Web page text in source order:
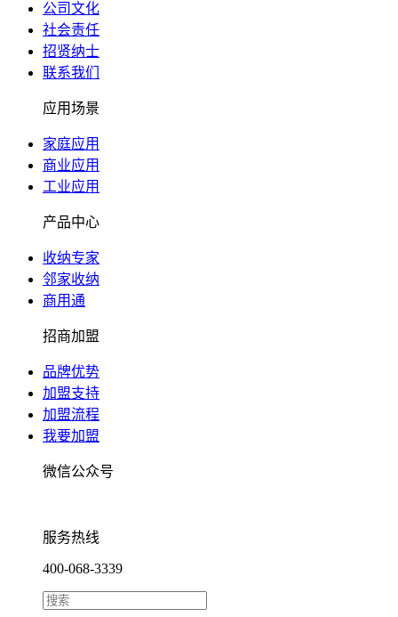
公司文化
社会责任
招贤纳士
联系我们
应用场景
家庭应用
商业应用
工业应用
产品中心
收纳专家
邻家收纳
商用通
招商加盟
品牌优势
加盟支持
加盟流程
我要加盟
微信公众号
服务热线
400-068-3339